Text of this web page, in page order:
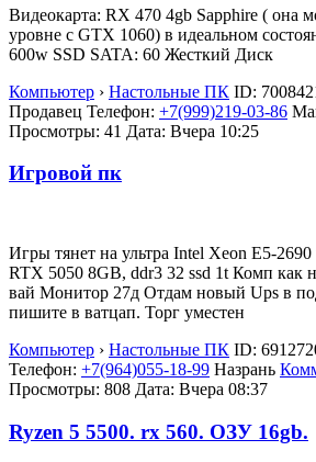
Видеокарта: RX 470 4gb Sapphire ( она
уровне с GTX 1060) в идеальном
600w SSD SATA: 60 Жесткий Диск
Компьютер › Настольные ПК ID:
Продавец Телефон: +7(999)219-03-86
Просмотры: 41 Дата: Вчера 10:25
Игровой пк
Игры тянет на ультра Intel Xeon E5-
RTX 5050 8GB, ddr3 32 ssd 1t Комп как
вай Монитор 27д Отдам новый Ups в
пишите в ватцап. Торг уместен
Компьютер › Настольные ПК ID:
Телефон: +7(964)055-18-99 Назрань
Просмотры: 808 Дата: Вчера 08:37
Ryzen 5 5500. rx 560. ОЗУ 16gb.